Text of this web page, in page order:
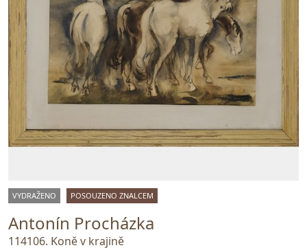
VYDRAŽENO POSOUZENO ZNALCEM
Antonín Procházka
114106. Koně v krajině